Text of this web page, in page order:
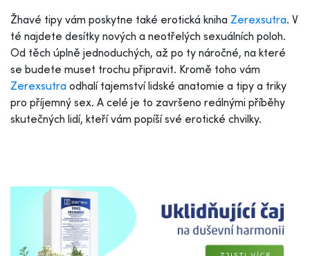
Žhavé tipy vám poskytne také erotická kniha Zerexsutra. V
té najdete desítky nových a neotřelých sexuálních poloh.
Od těch úplně jednoduchých, až po ty náročné, na které
se budete muset trochu připravit. Kromě toho vám
Zerexsutra odhalí tajemství lidské anatomie a tipy a triky
pro příjemný sex. A celé je to završeno reálnými příběhy
skutečných lidí, kteří vám popíší své erotické chvilky.